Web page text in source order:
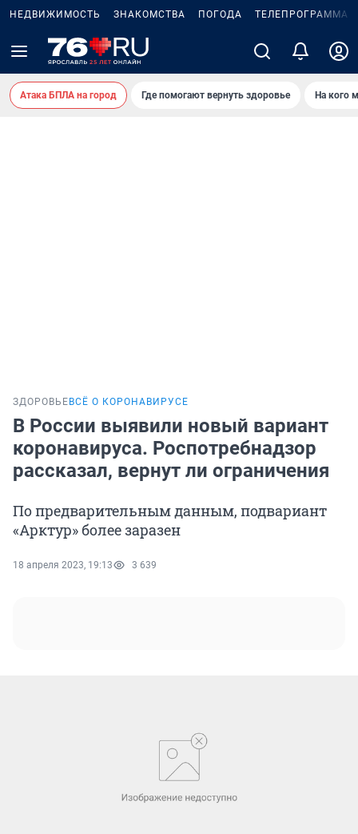
НЕДВИЖИМОСТЬ ЗНАКОМСТВА ПОГОДА ТЕЛЕПРОГРАММА
Атака БПЛА на город Где помогают вернуть здоровье На кого
ЗДОРОВЬЕ ВСЁ О КОРОНАВИРУСЕ
В России выявили новый вариант
коронавируса. Роспотребнадзор
рассказал, вернут ли ограничения
По предварительным данным, подвариант
«Арктур» более заразен
18 апреля 2023, 19:13 3 639